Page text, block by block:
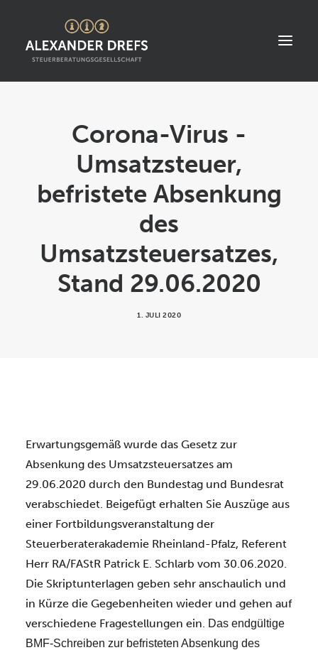
ÜBER UNS
STANDORT
LEISTUNGEN
STELLENANGEBOTE
Corona-Virus -
Umsatzsteuer,
befristete Absenkung
des
Umsatzsteuersatzes,
Stand 29.06.2020
1. JULI 2020
Erwartungsgemäß wurde das Gesetz zur
Absenkung des Umsatzsteuersatzes am
29.06.2020 durch den Bundestag und Bundesrat
verabschiedet. Beigefügt erhalten Sie Auszüge aus
einer Fortbildungsveranstaltung der
Steuerberaterakademie Rheinland-Pfalz, Referent
Herr RA/FAStR Patrick E. Schlarb vom 30.06.2020.
Die Skriptunterlagen geben sehr anschaulich und
in Kürze die Gegebenheiten wieder und gehen auf
verschiedene Fragestellungen ein. Das endgültige
BMF-Schreiben zur befristeten Absenkung des